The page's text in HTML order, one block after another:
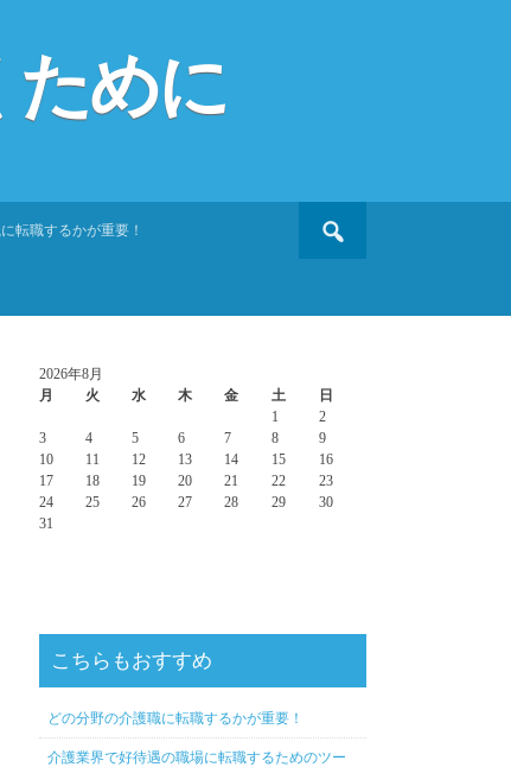
ために
転職するかが重要！
2026年8月
月
火 水 木 金 土
日
1
2
3
4 5 6 7 8
9
10
11 12 13 14 15
16
17
18 19 20 21 22
23
24
25 26 27 28 29
30
31
こちらもおすすめ
どの分野の介護職に転職するかが重要！
介護業界で好待遇の職場に転職するためのツー